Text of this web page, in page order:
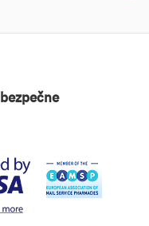
bezpečne